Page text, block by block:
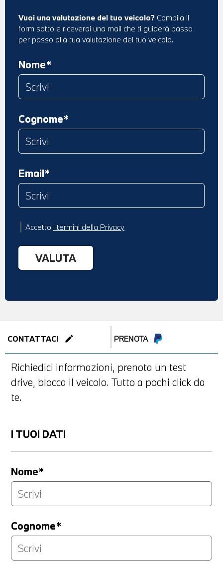
Vuoi una valutazione del tuo veicolo? Compila il
form sotto e riceverai una mail che ti guiderà passo
per passo alla tua valutazione del tuo veicolo.
Nome*
Cognome*
Email*
Accetto i termini della Privacy
CONTATTACI edit PRENOTA
Richiedici informazioni, prenota un test
drive, blocca il veicolo. Tutto a pochi click da
te.
I TUOI DATI
Nome*
Cognome*